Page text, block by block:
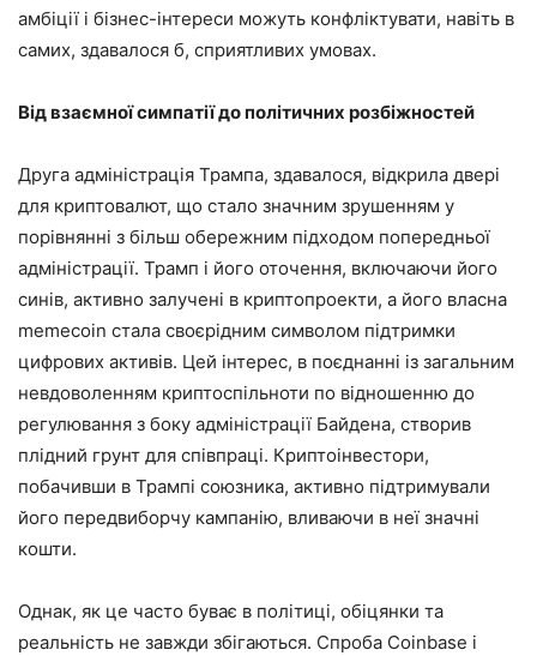
амбіції і бізнес-інтереси можуть конфліктувати, навіть в
самих, здавалося б, сприятливих умовах.
Від взаємної симпатії до політичних розбіжностей
Друга адміністрація Трампа, здавалося, відкрила двері
для криптовалют, що стало значним зрушенням у
порівнянні з більш обережним підходом попередньої
адміністрації. Трамп і його оточення, включаючи його
синів, активно залучені в криптопроекти, а його власна
memecoin стала своєрідним символом підтримки
цифрових активів. Цей інтерес, в поєднанні із загальним
невдоволенням криптоспільноти по відношенню до
регулювання з боку адміністрації Байдена, створив
плідний грунт для співпраці. Криптоінвестори,
побачивши в Трампі союзника, активно підтримували
його передвиборчу кампанію, вливаючи в неї значні
кошти.
Однак, як це часто буває в політиці, обіцянки та
реальність не завжди збігаються. Спроба Coinbase і